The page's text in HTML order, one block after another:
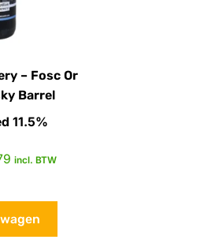
– Fosc Or
Barrel
11.5%
incl. BTW